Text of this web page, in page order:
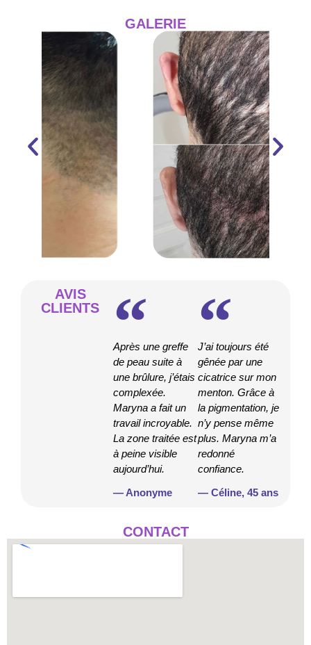
GALERIE
AVIS
CLIENTS
Après une greffe
de peau suite à
une brûlure, j’étais
complexée.
Maryna a fait un
travail incroyable.
La zone traitée est
à peine visible
aujourd’hui.
— Anonyme
J’ai toujours été
gênée par une
cicatrice sur mon
menton. Grâce à
la pigmentation, je
n’y pense même
plus. Maryna m’a
redonné
confiance.
— Céline, 45 ans
CONTACT